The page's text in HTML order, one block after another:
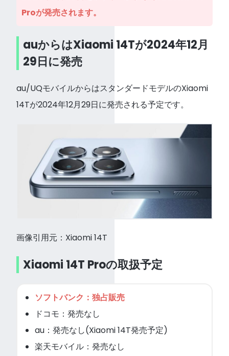
Proが発売されます。
auからはXiaomi 14Tが2024年12月
29日に発売
au/UQモバイルからはスタンダードモデルのXiaomi
14Tが2024年12月29日に発売される予定です。
画像引用元：Xiaomi 14T
Xiaomi 14T Proの取扱予定
ソフトバンク：独占販売
ドコモ：発売なし
au：発売なし(Xiaomi 14T発売予定)
楽天モバイル：発売なし